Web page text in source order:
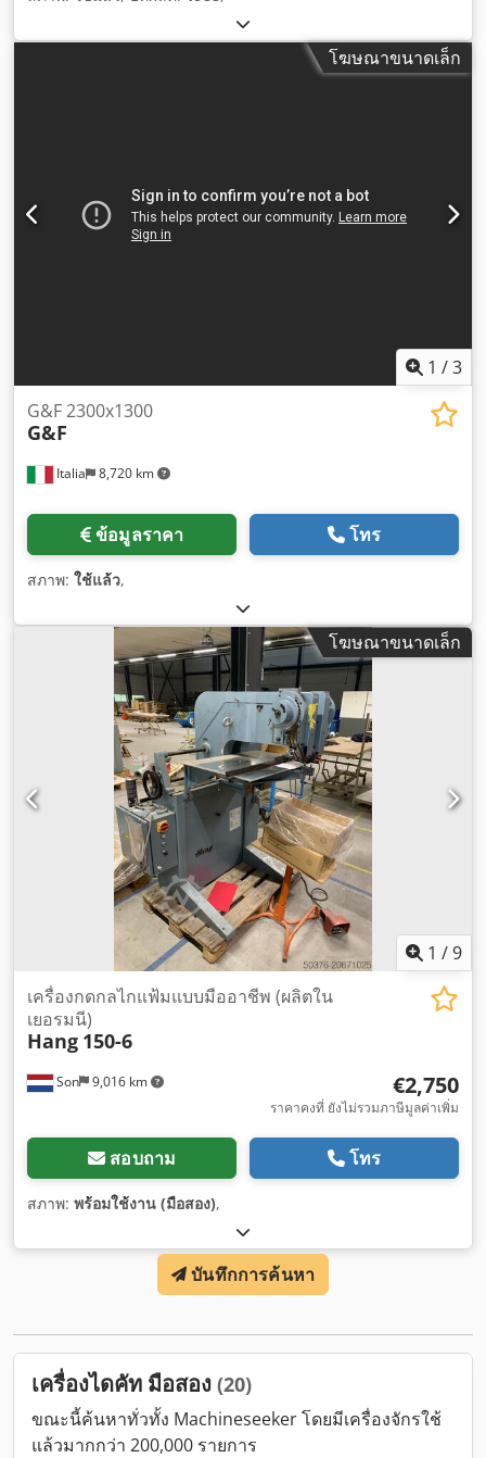
โฆษณาขนาดเล็ก
1 /3
Italia 8,720 km
G&F 2300x1300
G&F
ข้อมูลราคา โทร
สภาพ: ใช้แล้ว,
โฆษณาขนาดเล็ก
1 /9
Son 9,016 km
เครื่องกดกลไกแฟ้มแบบมืออาชีพ (ผลิตใน
เยอรมนี)
Hang 150-6
€2,750
ราคาคงที่ ยังไม่รวมภาษีมูลค่าเพิ่ม
สอบถาม โทร
สภาพ: พร้อมใช้งาน (มือสอง),
บันทึกการค้นหา
เครื่องไดคัท มือสอง (20)
ขณะนี้ค้นหาทั่วทั้ง Machineseeker โดยมีเครื่องจักรใช้
แล้วมากกว่า 200,000 รายการ